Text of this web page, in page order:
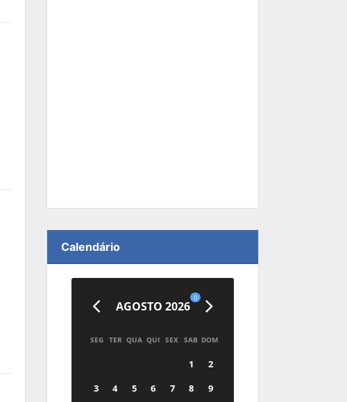
Calendário
AGOSTO 2026
0
SEG TER QUA QUI SEX SAB DOM
1
2
3
4 5 6 7 8
9